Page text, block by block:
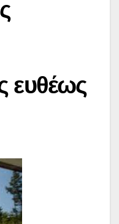
ευθέως